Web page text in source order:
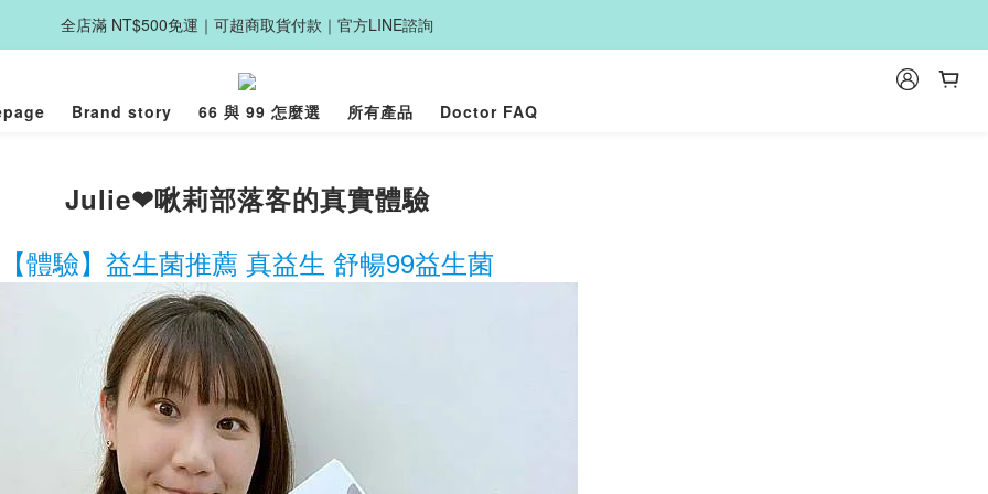
全店滿 NT$500免運｜可超商取貨付款｜官方LINE諮詢
Brand story 66 與 99 怎麼選 所有產品 Doctor FAQ
Julie❤啾莉部落客的真實體驗
【體驗】益生菌推薦 真益生 舒暢99益生菌